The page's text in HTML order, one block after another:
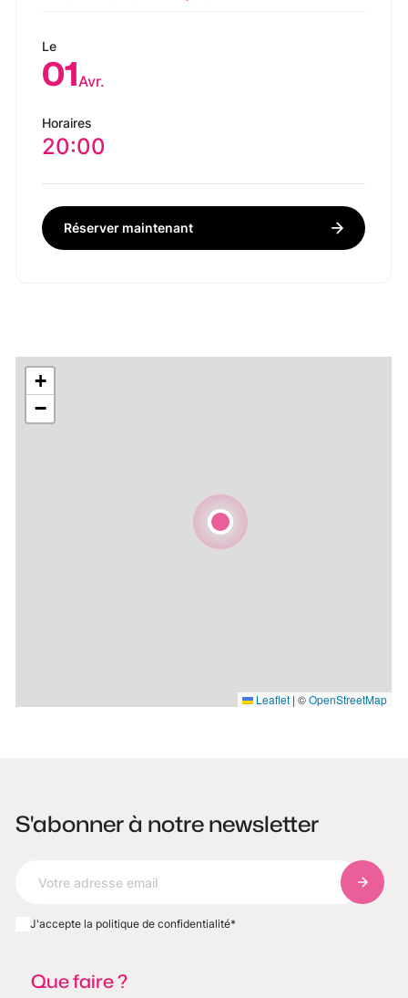
Le
01Avr.
Horaires
20:00
Réserver maintenant
+
−
Leaflet | ©OpenStreetMap
S'abonner à notre newsletter
J'accepte la politique de confidentialité*
Que faire ?